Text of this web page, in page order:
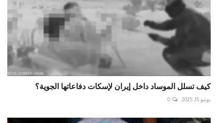
كيف تسلل الموساد داخل إيران لإسكات دفاعاتها الجوية؟
يونيو 15, 2025 0